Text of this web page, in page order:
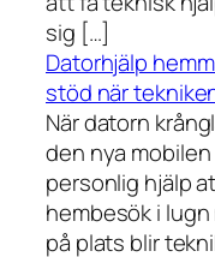
sig […]
Datorhjälp
stöd när
När datorn
den nya
personlig hjälp
hembesök i
på plats blir